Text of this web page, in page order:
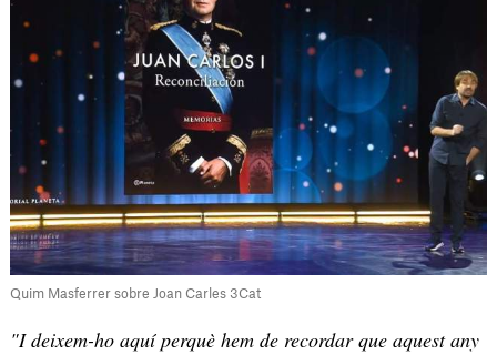
Quim Masferrer sobre Joan Carles 3Cat
"I deixem-ho aquí perquè hem de recordar que aquest any